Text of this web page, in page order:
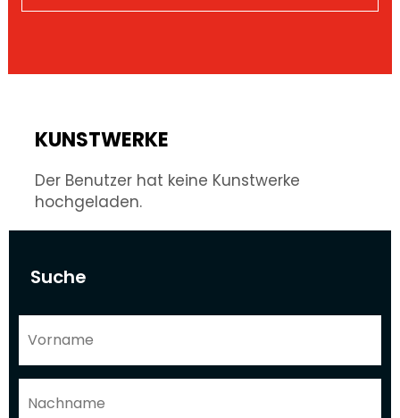
Suche
KUNSTWERKE
Der Benutzer hat keine Kunstwerke
hochgeladen.